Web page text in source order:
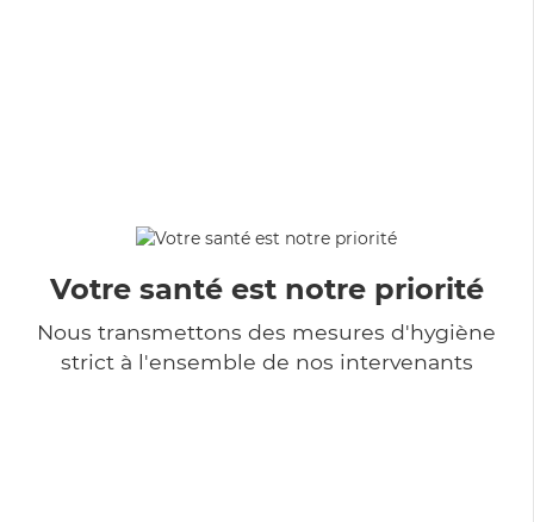
Votre santé est notre priorité
Nous transmettons des mesures d'hygiène
strict à l'ensemble de nos intervenants